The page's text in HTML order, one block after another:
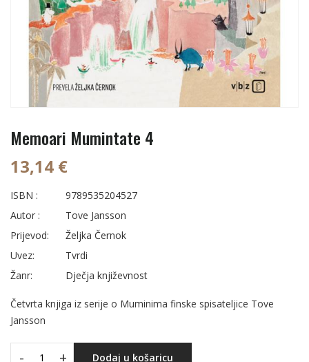
Memoari Mumintate 4
13,14 €
ISBN :
9789535204527
Autor :
Tove Jansson
Prijevod:
Željka Černok
Uvez:
Tvrdi
Žanr:
Dječja književnost
Četvrta knjiga iz serije o Muminima finske spisateljice Tove
Jansson
- + Dodaj u košaricu